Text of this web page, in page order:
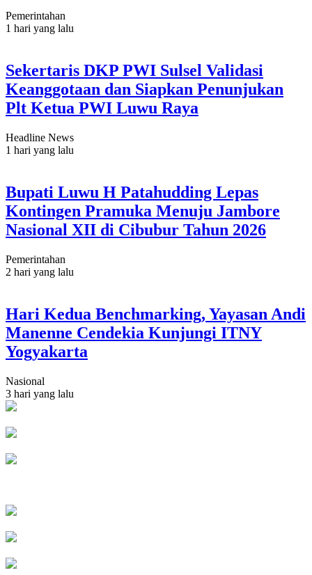
Pemerintahan
1 hari yang lalu
Sekertaris DKP PWI Sulsel Validasi
Keanggotaan dan Siapkan Penunjukan
Plt Ketua PWI Luwu Raya
Headline News
1 hari yang lalu
Bupati Luwu H Patahudding Lepas
Kontingen Pramuka Menuju Jambore
Nasional XII di Cibubur Tahun 2026
Pemerintahan
2 hari yang lalu
Hari Kedua Benchmarking, Yayasan Andi
Manenne Cendekia Kunjungi ITNY
Yogyakarta
Nasional
3 hari yang lalu